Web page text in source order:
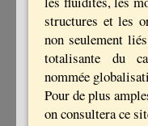
structures et les
non seulement
totalisante du
nommée
Pour de plus
on consultera ce